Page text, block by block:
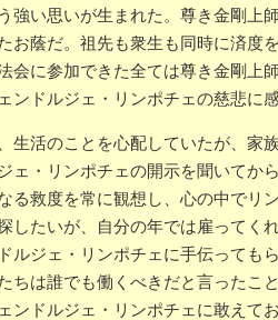
強い思いが生まれた。尊き金剛上
お蔭だ。祖先も衆生も同時に済度
会に参加できた全ては尊き金剛上
ドルジェ・リンポチェの慈悲に感
生活のことを心配していたが、家
・リンポチェの開示を聞いてから
る救度を常に観想し、心の中でリ
したいが、自分の年では雇ってく
ルジェ・リンポチェに手伝っても
ちは誰でも働くべきだと言ったこ
ドルジェ・リンポチェに敢えてお